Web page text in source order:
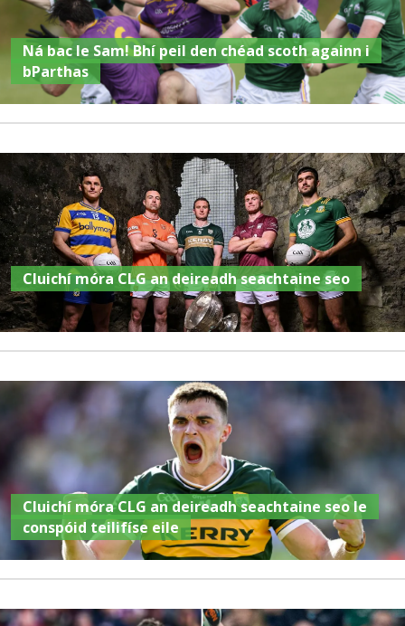
Ná bac le Sam! Bhí peil den chéad scoth againn i
bParthas
Cluichí móra CLG an deireadh seachtaine seo
Cluichí móra CLG an deireadh seachtaine seo le
conspóid teilifíse eile